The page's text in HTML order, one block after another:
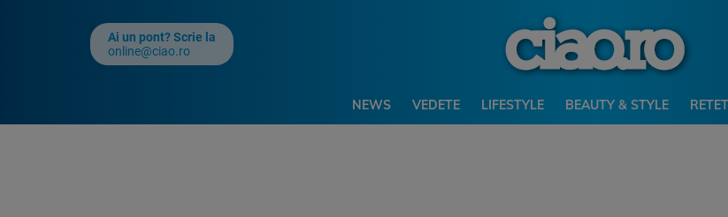
Ai un pont? Scrie la
online@ciao.ro
NEWS VEDETE LIFESTYLE BEAUTY & STYLE